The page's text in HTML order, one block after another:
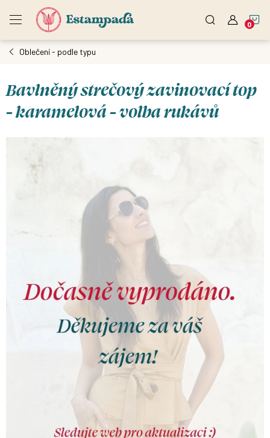
Oblečení - podle typu
Bavlněný strečový zavinovací top
- karamelová - volba rukávů